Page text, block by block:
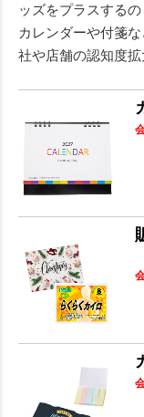
ッズをプラスする
カレンダーや付箋
社や店舗の認知度拡